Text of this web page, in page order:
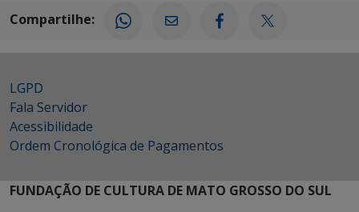
Compartilhe:
LGPD
Fala Servidor
Acessibilidade
Ordem Cronológica de Pagamentos
FUNDAÇÃO DE CULTURA DE MATO GROSSO DO SUL